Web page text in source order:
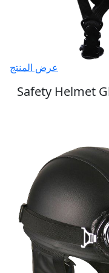
عرض المنتج
Safety Helmet